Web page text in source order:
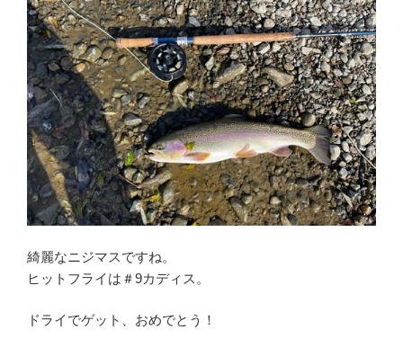
綺麗なニジマスですね。
ヒットフライは＃9カディス。
ドライでゲット、おめでとう！